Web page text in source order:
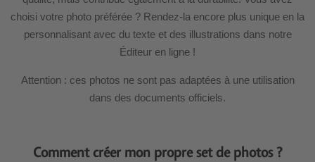
choisi votre photo préférée ? Rendez-la encore plus unique en la
personnalisant avec du texte et des illustrations dans notre
Éditeur en ligne !
Attention : ces photos ne sont pas adaptées à une utilisation
dans des documents officiels.
Comment créer mon propre set de photos ?